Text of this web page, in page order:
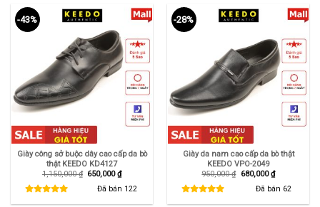
-43%
Giày công sở buộc dây cao cấp da bò
thật KEEDO KD4127
1,150,000₫ Giá
650,000₫Giá
hiện
tại
Đã bán 122
-28%
Giày da nam cao cấp da bò thật
KEEDO VPO-2049
950,000₫ Giá
680,000₫Giá
hiện
tại
Đã bán 62